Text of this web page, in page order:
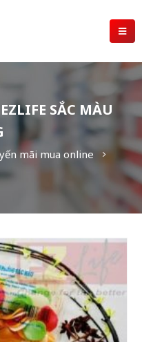
SẮC MÀU
mãi mua online